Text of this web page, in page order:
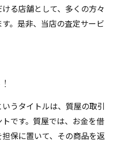
る店舗として、多くの方々
。是非、当店の査定サービ
うタイトルは、質屋の取引
です。質屋では、お金を借
保に置いて、その商品を返